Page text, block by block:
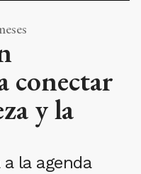
conectar
y la
la agenda